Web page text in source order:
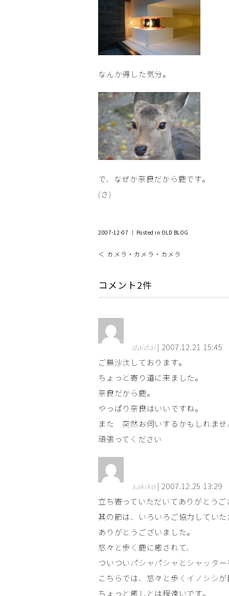
なんか得した気分。
で、なぜか奈良だから鹿です。
(さ)
2007-12-07 ｜ Posted in OLD BLOG
＜ カメラ・カメラ・カメラ
コメント2件
daidai| 2007.12.21 15:45
ご無沙汰しております。
ちょっと寄り道に来ました。
奈良だから鹿。
やっぱり奈良はいいですね。
また 突然お伺いするかもしれませ
頑張ってください
sakiko | 2007.12.25 13:29
立ち寄っていただいてありがとうご
其の節は、いろいろご協力していた
ありがとうございました。
悠々と歩く鹿に癒されて、
ついついパシャパシャとシャッター
こちらでは、悠々と歩くイノシシが
ちょっと癒しとは程遠いです。